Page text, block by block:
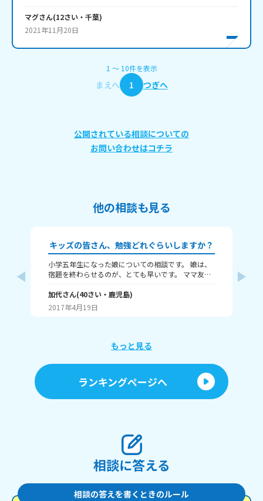
マグさん(12さい・ 千葉)
2021年11月20日
1 〜 10件を表示
まえへ 1 つぎへ
公開されている相談についての
お問い合わせはコチラ
他の相談も見る
キッズの皆さん、勉強どれぐらいしますか？
小学五年生になった娘についての相談です。 娘は、
宿題を終わらせるのが、とても早いです。 ママ友に
かかるそうです。 でも、娘は、10分～20分ですんで
います。 ちゃんとやったのか聞いても、ちゃんとや
ったと言います。 その宿題は、日記、漢字、宅習の
加代さん(40さい・ 鹿児島)
2017年4月19日
もっと見る
ランキングページへ
相談に答える
相談の答えを書くときのルール